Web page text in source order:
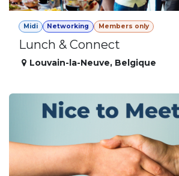
Midi Networking Members only
Lunch & Connect
Louvain-la-Neuve, Belgique